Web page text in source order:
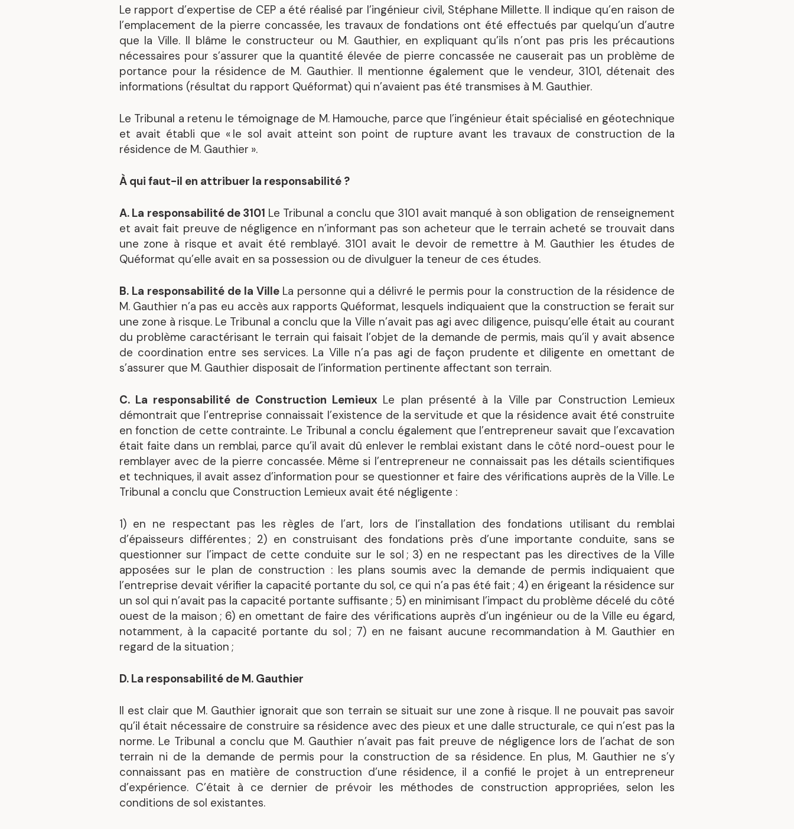
Le rapport d’expertise de CEP a été réalisé par l’ingénieur civil, Stéphane Millette. Il indique qu’en raison de
l’emplacement de la pierre concassée, les travaux de fondations ont été effectués par quelqu’un d’autre
que la Ville. Il blâme le constructeur ou M. Gauthier, en expliquant qu’ils n’ont pas pris les précautions
nécessaires pour s’assurer que la quantité élevée de pierre concassée ne causerait pas un problème de
portance pour la résidence de M. Gauthier. Il mentionne également que le vendeur, 3101, détenait des
informations (résultat du rapport Quéformat) qui n’avaient pas été transmises à M. Gauthier.
Le Tribunal a retenu le témoignage de M. Hamouche, parce que l’ingénieur était spécialisé en géotechnique
et avait établi que « le sol avait atteint son point de rupture avant les travaux de construction de la
résidence de M. Gauthier ».
À qui faut-il en attribuer la responsabilité ?
A. La responsabilité de 3101 Le Tribunal a conclu que 3101 avait manqué à son obligation de renseignement
et avait fait preuve de négligence en n’informant pas son acheteur que le terrain acheté se trouvait dans
une zone à risque et avait été remblayé. 3101 avait le devoir de remettre à M. Gauthier les études de
Quéformat qu’elle avait en sa possession ou de divulguer la teneur de ces études.
B. La responsabilité de la Ville La personne qui a délivré le permis pour la construction de la résidence de
M. Gauthier n’a pas eu accès aux rapports Quéformat, lesquels indiquaient que la construction se ferait sur
une zone à risque. Le Tribunal a conclu que la Ville n’avait pas agi avec diligence, puisqu’elle était au courant
du problème caractérisant le terrain qui faisait l’objet de la demande de permis, mais qu’il y avait absence
de coordination entre ses services. La Ville n’a pas agi de façon prudente et diligente en omettant de
s’assurer que M. Gauthier disposait de l’information pertinente affectant son terrain.
C. La responsabilité de Construction Lemieux Le plan présenté à la Ville par Construction Lemieux
démontrait que l’entreprise connaissait l’existence de la servitude et que la résidence avait été construite
en fonction de cette contrainte. Le Tribunal a conclu également que l’entrepreneur savait que l’excavation
était faite dans un remblai, parce qu’il avait dû enlever le remblai existant dans le côté nord-ouest pour le
remblayer avec de la pierre concassée. Même si l’entrepreneur ne connaissait pas les détails scientifiques
et techniques, il avait assez d’information pour se questionner et faire des vérifications auprès de la Ville. Le
Tribunal a conclu que Construction Lemieux avait été négligente :
1) en ne respectant pas les règles de l’art, lors de l’installation des fondations utilisant du remblai
d’épaisseurs différentes ; 2) en construisant des fondations près d’une importante conduite, sans se
questionner sur l’impact de cette conduite sur le sol ; 3) en ne respectant pas les directives de la Ville
apposées sur le plan de construction : les plans soumis avec la demande de permis indiquaient que
l’entreprise devait vérifier la capacité portante du sol, ce qui n’a pas été fait ; 4) en érigeant la résidence sur
un sol qui n’avait pas la capacité portante suffisante ; 5) en minimisant l’impact du problème décelé du côté
ouest de la maison ; 6) en omettant de faire des vérifications auprès d’un ingénieur ou de la Ville eu égard,
notamment, à la capacité portante du sol ; 7) en ne faisant aucune recommandation à M. Gauthier en
regard de la situation ;
D. La responsabilité de M. Gauthier
Il est clair que M. Gauthier ignorait que son terrain se situait sur une zone à risque. Il ne pouvait pas savoir
qu’il était nécessaire de construire sa résidence avec des pieux et une dalle structurale, ce qui n’est pas la
norme. Le Tribunal a conclu que M. Gauthier n’avait pas fait preuve de négligence lors de l’achat de son
terrain ni de la demande de permis pour la construction de sa résidence. En plus, M. Gauthier ne s’y
connaissant pas en matière de construction d’une résidence, il a confié le projet à un entrepreneur
d’expérience. C’était à ce dernier de prévoir les méthodes de construction appropriées, selon les
conditions de sol existantes.
.